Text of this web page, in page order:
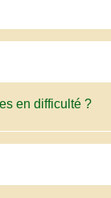
en difficulté ?